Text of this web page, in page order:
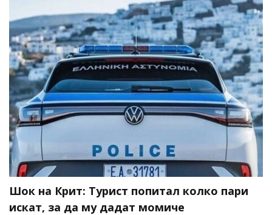
Шок на Крит: Турист попитал колко пари
искат, за да му дадат момиче